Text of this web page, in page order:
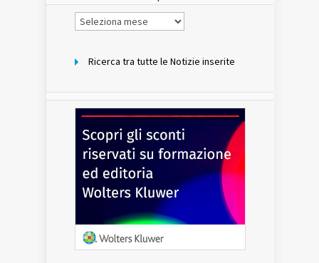
Notizie
per
Ricerca tra tutte le Notizie inserite